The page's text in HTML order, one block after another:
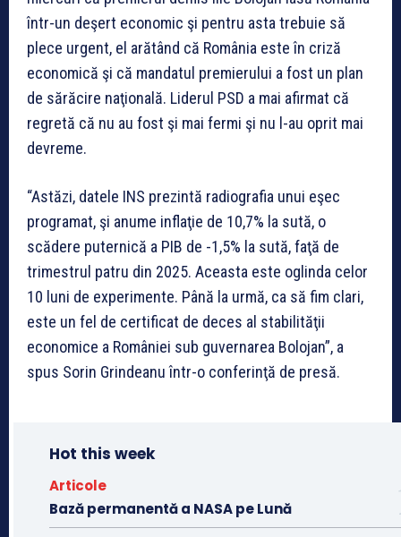
într-un deşert economic şi pentru asta trebuie să
plece urgent, el arătând că România este în criză
economică şi că mandatul premierului a fost un plan
de sărăcire naţională. Liderul PSD a mai afirmat că
regretă că nu au fost şi mai fermi şi nu l-au oprit mai
devreme.
“Astăzi, datele INS prezintă radiografia unui eşec
programat, şi anume inflaţie de 10,7% la sută, o
scădere puternică a PIB de -1,5% la sută, faţă de
trimestrul patru din 2025. Aceasta este oglinda celor
10 luni de experimente. Până la urmă, ca să fim clari,
este un fel de certificat de deces al stabilităţii
economice a României sub guvernarea Bolojan”, a
spus Sorin Grindeanu într-o conferinţă de presă.
Hot this week
Articole
Bază permanentă a NASA pe Lună